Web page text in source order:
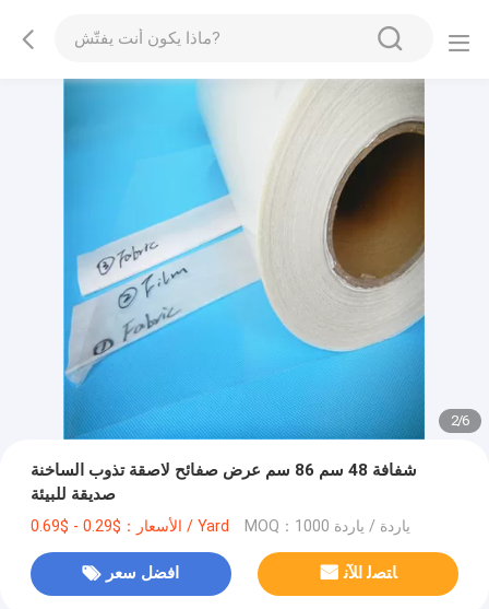
2/6
شفافة 48 سم 86 سم عرض صفائح لاصقة تذوب الساخنة
صديقة للبيئة
الأسعار：$0.29 - $0.69 / Yard MOQ：1000 ياردة / ياردة
افضل سعر ﺎﺘﺼﻟ ﺍﻶﻧ